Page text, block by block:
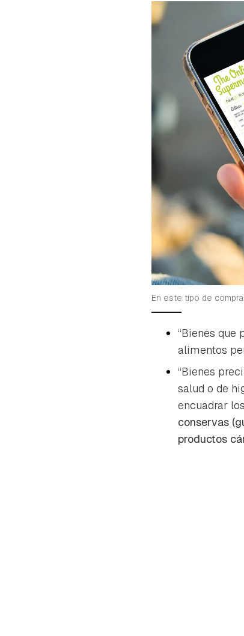
En este tipo de
“Bienes que
alimentos
“Bienes
salud o de
encuadrar
conservas
productos